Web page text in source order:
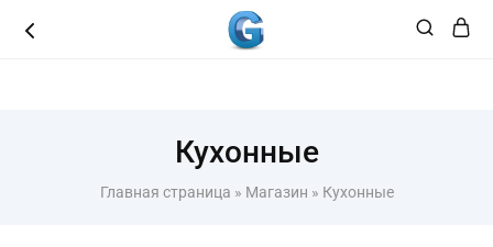
8 (3462 ) 49 49 48
Главная страница » Магазин » Кухонные
Кухонные